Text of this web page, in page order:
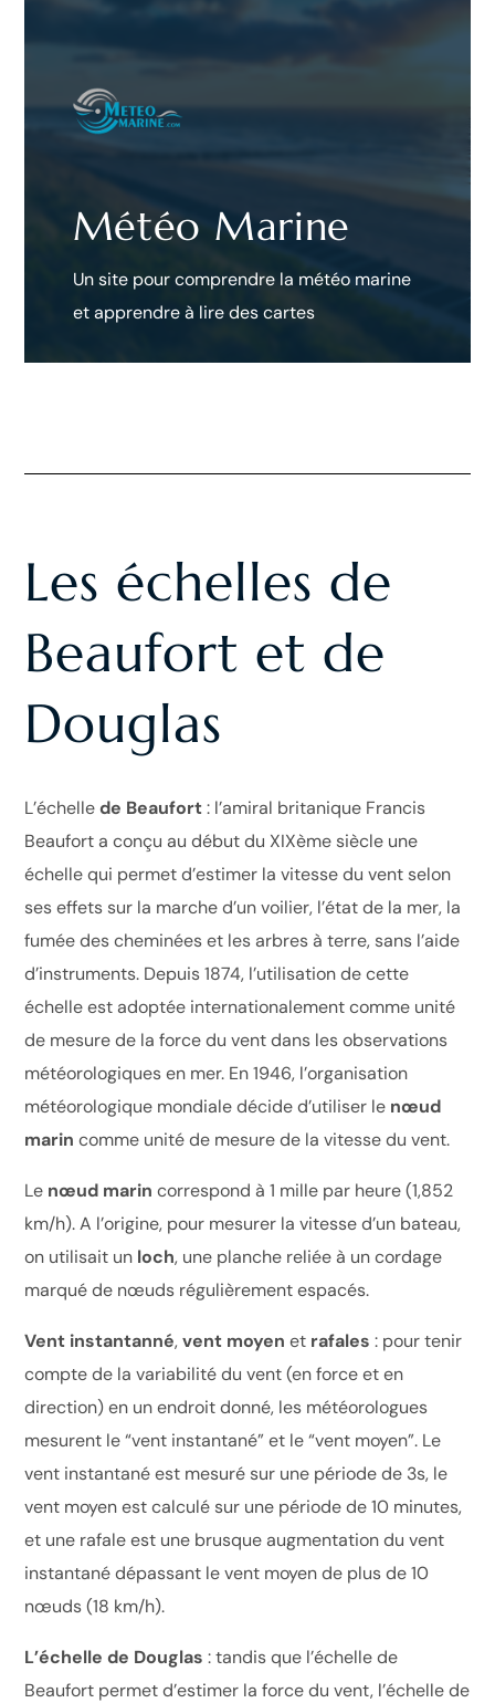
Météo Marine
Un site pour comprendre la météo marine
et apprendre à lire des cartes
Les échelles de
Beaufort et de
Douglas
L’échellede Beaufort: l’amiral britanique Francis
Beaufort a conçu au début du XIXème siècle une
échelle qui permet d’estimer la vitesse du vent selon
ses effets sur la marche d’un voilier, l’état de la mer, la
fumée des cheminées et les arbres à terre, sans l’aide
d’instruments. Depuis 1874, l’utilisation de cette
échelle est adoptée internationalement comme unité
de mesure de la force du vent dans les observations
météorologiques en mer. En 1946, l’organisation
météorologique mondiale décide d’utiliser le nœud
marin comme unité de mesure de la vitesse du vent.
Le nœud marin correspond à 1 mille par heure (1,852
km/h). A l’origine, pour mesurer la vitesse d’un bateau,
on utilisait un loch, une planche reliée à un cordage
marqué de nœuds régulièrement espacés.
Vent instantanné,vent moyen et rafales : pour tenir
compte de la variabilité du vent (en force et en
direction) en un endroit donné, les météorologues
mesurent le “vent instantané” et le “vent moyen”. Le
vent instantané est mesuré sur une période de 3s, le
vent moyen est calculé sur une période de 10 minutes,
et une rafale est une brusque augmentation du vent
instantané dépassant le vent moyen de plus de 10
nœuds (18 km/h).
L’échelle de Douglas : tandis que l’échelle de
Beaufort permet d’estimer la force du vent, l’échelle de